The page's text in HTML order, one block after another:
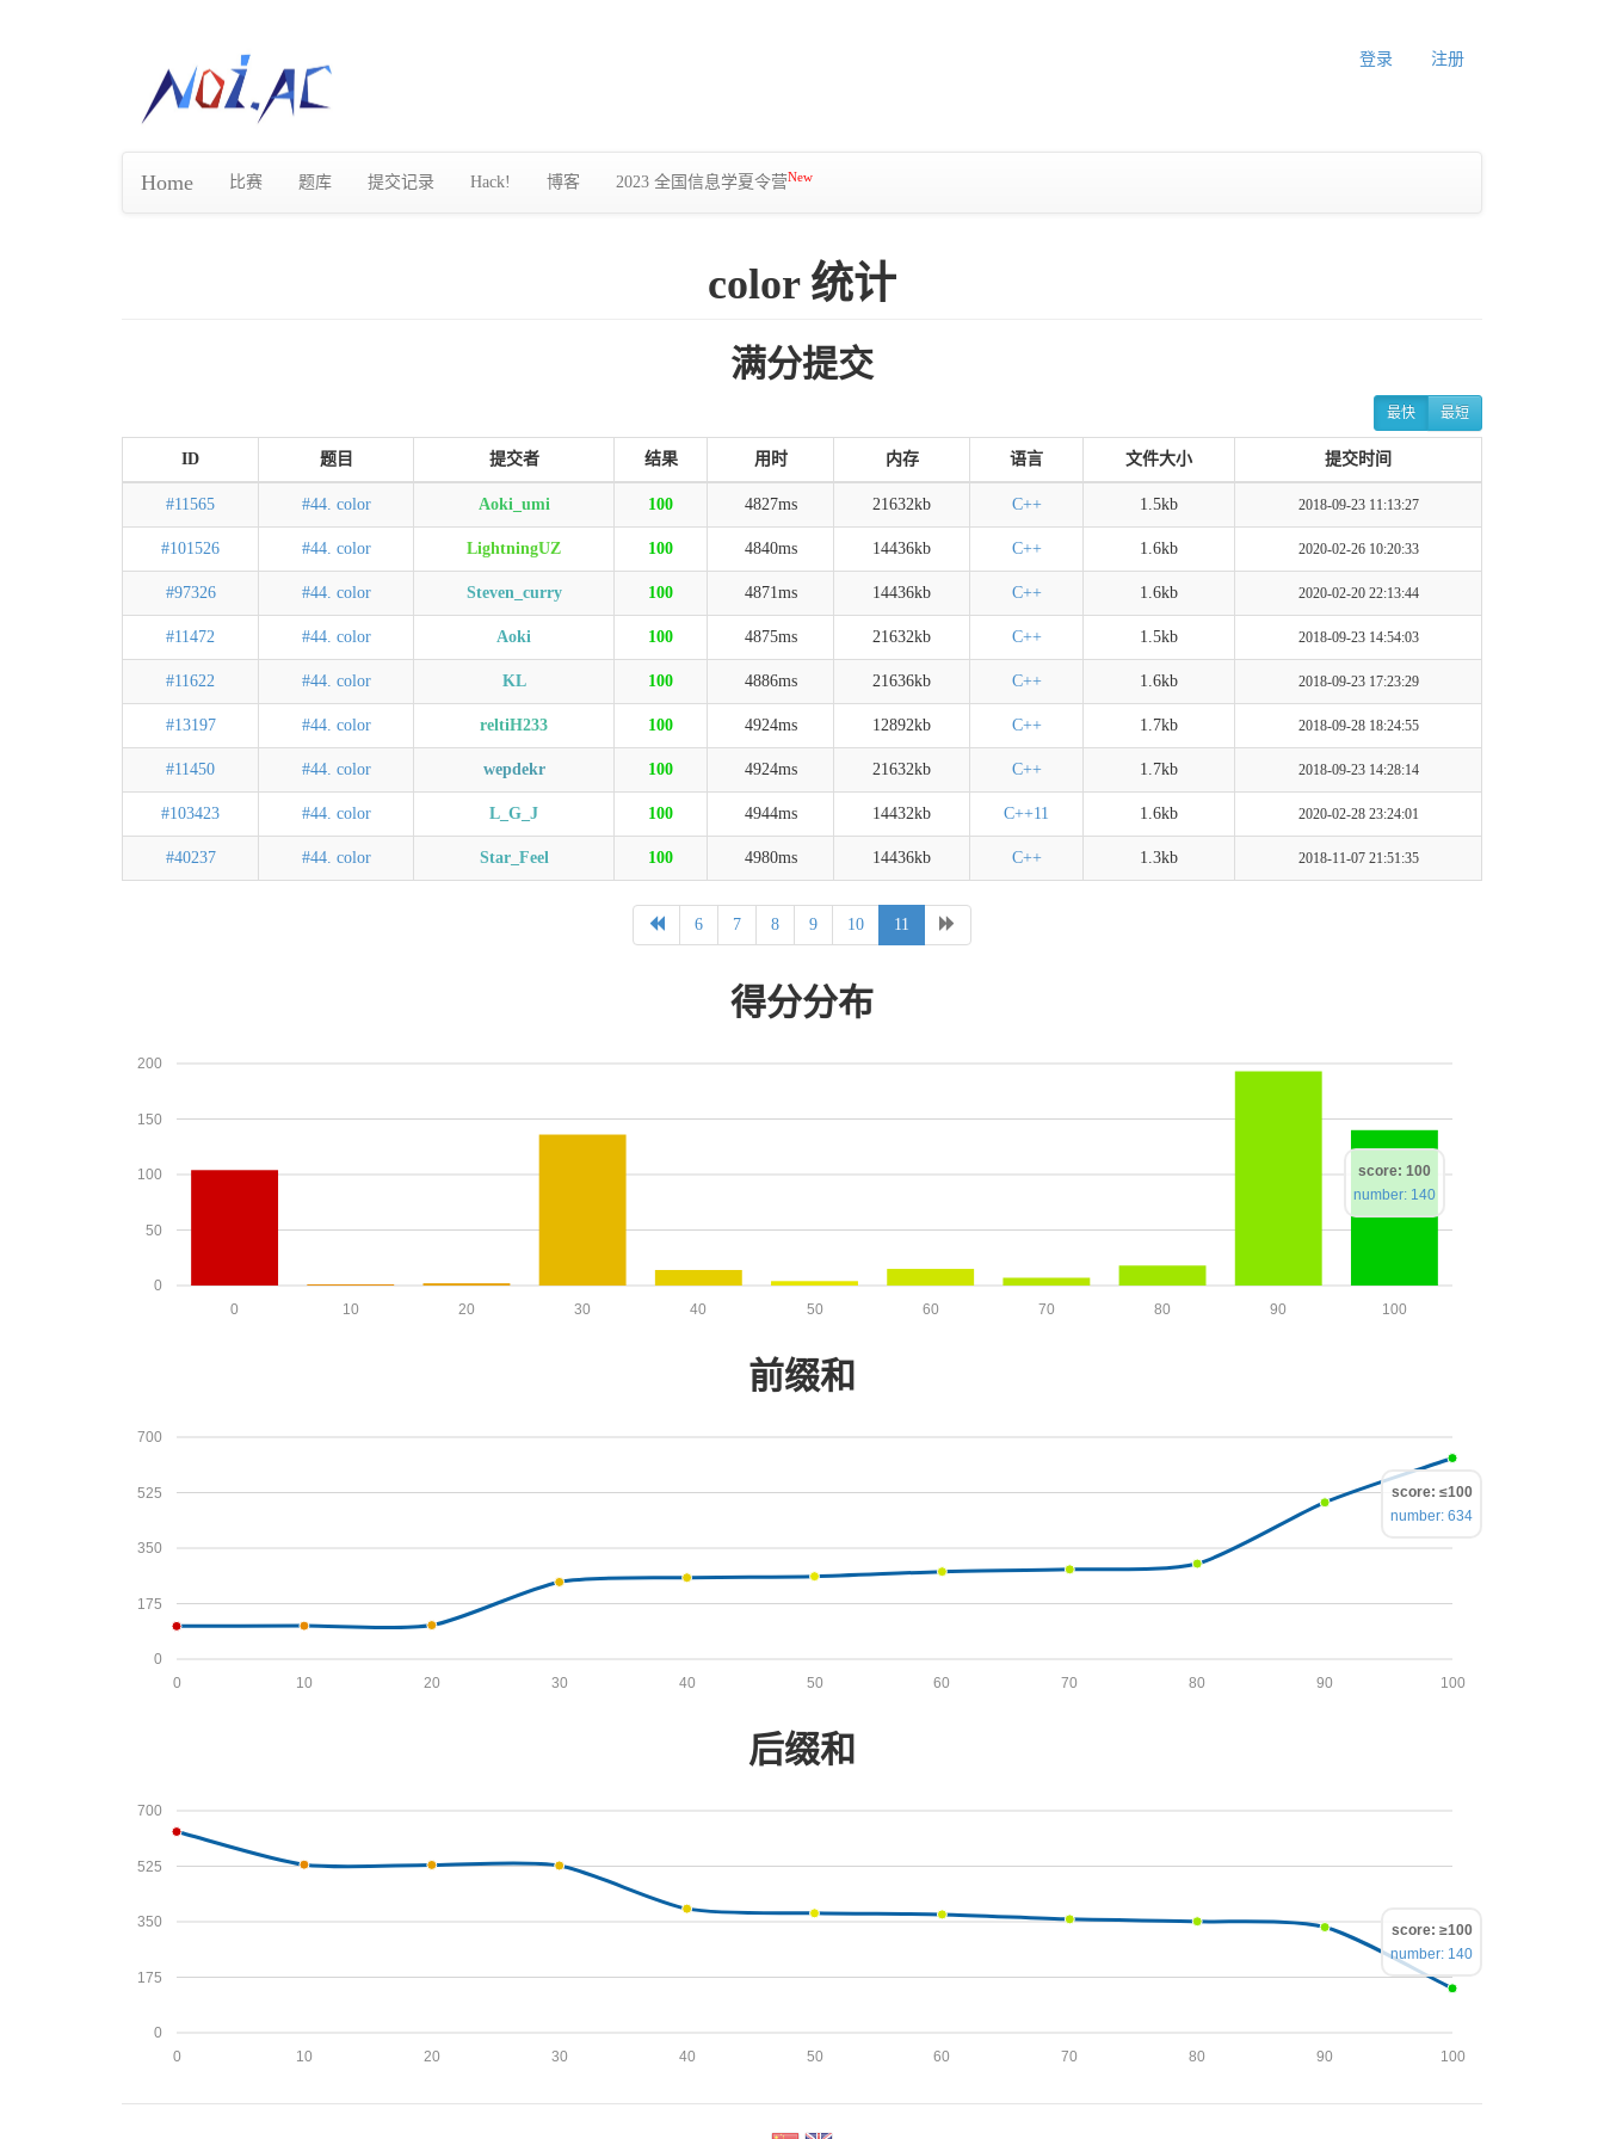
登录 注册
Home 比赛 题库 提交记录 Hack! 博客 2023 全国信息学夏令营New
color 统计
满分提交
最快 最短
ID 题目 提交者 结果 用时 内存 语言 文件大小 提交时间
#11565 #44. color Aoki_umi 100 4827ms 21632kb C++ 1.5kb 2018-09-23 11:13:27
#101526 #44. color LightningUZ 100 4840ms 14436kb C++ 1.6kb 2020-02-26 10:20:33
#97326 #44. color Steven_curry 100 4871ms 14436kb C++ 1.6kb 2020-02-20 22:13:44
#11472 #44. color Aoki 100 4875ms 21632kb C++ 1.5kb 2018-09-23 14:54:03
#11622 #44. color KL 100 4886ms 21636kb C++ 1.6kb 2018-09-23 17:23:29
#13197 #44. color reltiH233 100 4924ms 12892kb C++ 1.7kb 2018-09-28 18:24:55
#11450 #44. color wepdekr 100 4924ms 21632kb C++ 1.7kb 2018-09-23 14:28:14
#103423 #44. color L_G_J 100 4944ms 14432kb C++11 1.6kb 2020-02-28 23:24:01
#40237 #44. color Star_Feel 100 4980ms 14436kb C++ 1.3kb 2018-11-07 21:51:35
6 7 8 9 10 11
得分分布
0
50
100
150
200
100
90
80
70
60
50
40
30
20
10
0
score: 100
number: 140
前缀和
0
175
350
525
700
100
90
80
70
60
50
40
30
20
10
0
score: ≤100
number: 634
后缀和
0
175
350
525
700
100
90
80
70
60
50
40
30
20
10
0
score: ≥100
number: 140